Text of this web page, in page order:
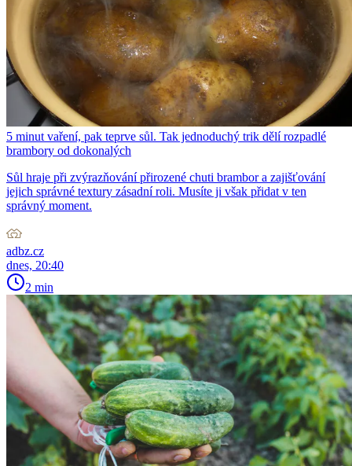
5 minut vaření, pak teprve sůl. Tak jednoduchý trik dělí rozpadlé
brambory od dokonalých
Sůl hraje při zvýrazňování přirozené chuti brambor a zajišťování
jejich správné textury zásadní roli. Musíte ji však přidat v ten
správný moment.
adbz.cz
dnes, 20:40
2 min